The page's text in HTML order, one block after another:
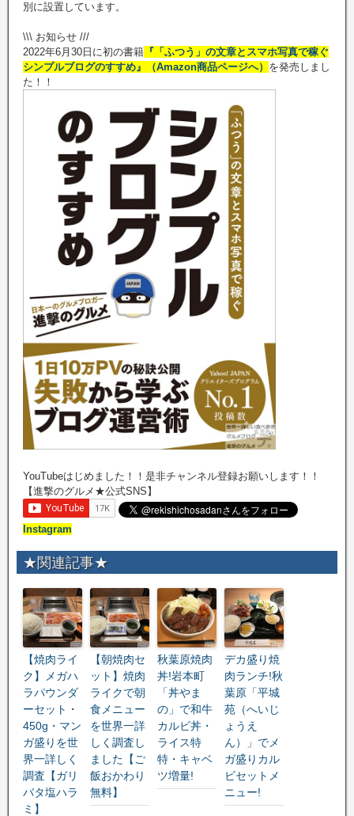
別に設置しています。
\\\ お知らせ ///
2022年6月30日に初の書籍 『「ふつう」の文章とスマホ写真で稼ぐ
シンプルブログのすすめ』（Amazon商品ページへ） を発売しまし
た！！
YouTubeはじめました！！是非チャンネル登録お願いします！！
【進撃のグルメ★公式SNS】
Instagram
★関連記事★
【焼肉ライ
ク】メガハ
ラパウンダ
ーセット・
450g・マン
ガ盛りを世
界一詳しく
調査【ガリ
バタ塩ハラ
ミ】
【朝焼肉セ
ット】焼肉
ライクで朝
食メニュー
を世界一詳
しく調査し
ました【ご
飯おかわり
無料】
秋葉原焼肉
丼!岩本町
「丼やま
の」で和牛
カルビ丼・
ライス特
特・キャベ
ツ増量!
デカ盛り焼
肉ランチ!秋
葉原「平城
苑（へいじ
ょうえ
ん）」でメ
ガ盛りカル
ビセットメ
ニュー!